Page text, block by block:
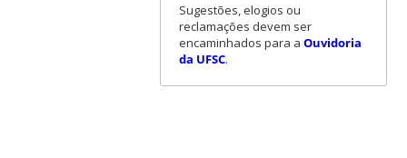
Sugestões, elogios ou
reclamações devem ser
encaminhados para a Ouvidoria
da UFSC.